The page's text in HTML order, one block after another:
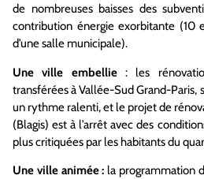
de nombreuses baisses des
contribution énergie exorbitante (10
d’une salle municipale).
Une ville embellie: les
transférées à Vallée-Sud Grand-Paris,
un rythme ralenti, et le projet de
(Blagis) est à l’arrêt avec des
plus critiquées par les habitants du
Une ville animée : la programmation